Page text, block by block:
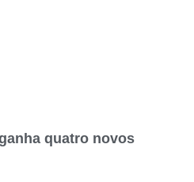
quatro novos